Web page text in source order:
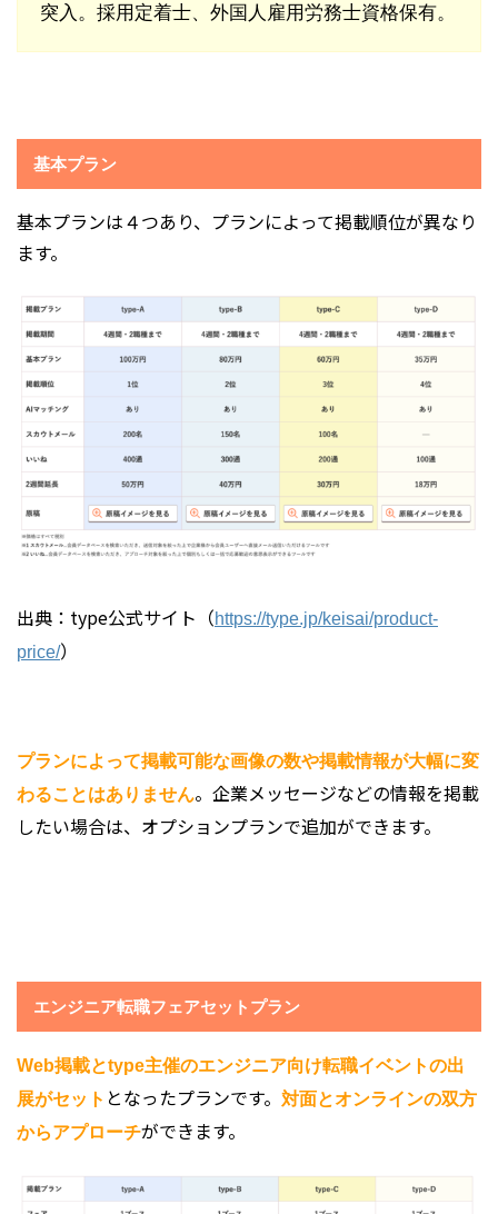
突入。採用定着士、外国人雇用労務士資格保有。
基本プラン
基本プランは４つあり、プランによって掲載順位が異なり
ます。
出典：type公式サイト（https://type.jp/keisai/product-
price/）
プランによって掲載可能な画像の数や掲載情報が大幅に変
わることはありません。企業メッセージなどの情報を掲載
したい場合は、オプションプランで追加ができます。
エンジニア転職フェアセットプラン
Web掲載とtype主催のエンジニア向け転職イベントの出
展がセット となったプランです。 対面とオンラインの双方
からアプローチができます。